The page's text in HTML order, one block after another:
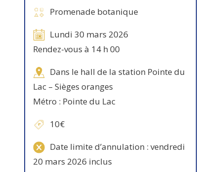
Promenade botanique
Lundi 30 mars 2026
Rendez-vous à 14 h 00
Dans le hall de la station Pointe du
Lac – Sièges oranges
Métro : Pointe du Lac
10€
Date limite d’annulation : vendredi
20 mars 2026 inclus